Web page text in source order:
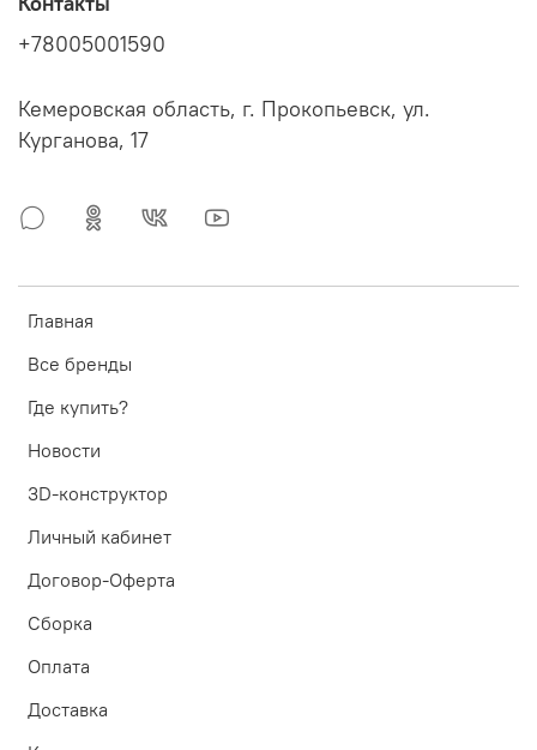
Главная
Все бренды
Где купить?
Новости
3D-конструктор
Личный кабинет
Договор-Оферта
Сборка
Оплата
Доставка
+78005001590
Кемеровская область, г. Прокопьевск, ул.
Курганова, 17